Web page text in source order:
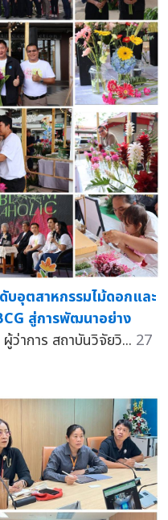
บอุตสาหกรรมไม้ดอกและ
สู่การพัฒนาอย่าง
าการ สถาบันวิจัยวิ... 27